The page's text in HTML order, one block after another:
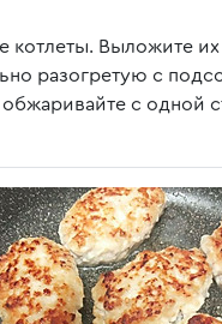
котлеты. Выложите их
разогретую с
с одной